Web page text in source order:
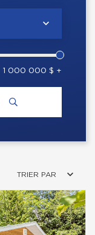
1 000 000 $ +
TRIER PAR